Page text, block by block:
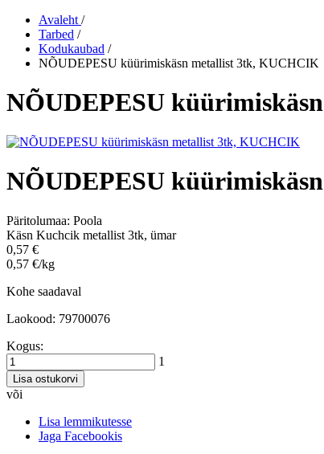
Avaleht /
Tarbed /
Kodukaubad /
NÕUDEPESU küürimiskäsn metallist 3tk, KUCHCIK
NÕUDEPESU
NÕUDEPESU
Päritolumaa: Poola
Käsn Kuchcik metallist 3tk, ümar
0,57 €
0,57 €/kg
Kohe saadaval
Laokood: 79700076
Kogus:
1
Lisa ostukorvi
või
Lisa lemmikutesse
Jaga Facebookis